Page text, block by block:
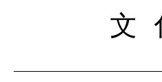
文